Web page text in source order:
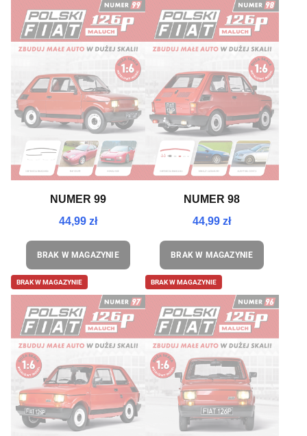
NUMER 99
44,99 zł
BRAK W MAGAZYNIE
NUMER 98
44,99 zł
BRAK W MAGAZYNIE
BRAK W MAGAZYNIE BRAK W MAGAZYNIE